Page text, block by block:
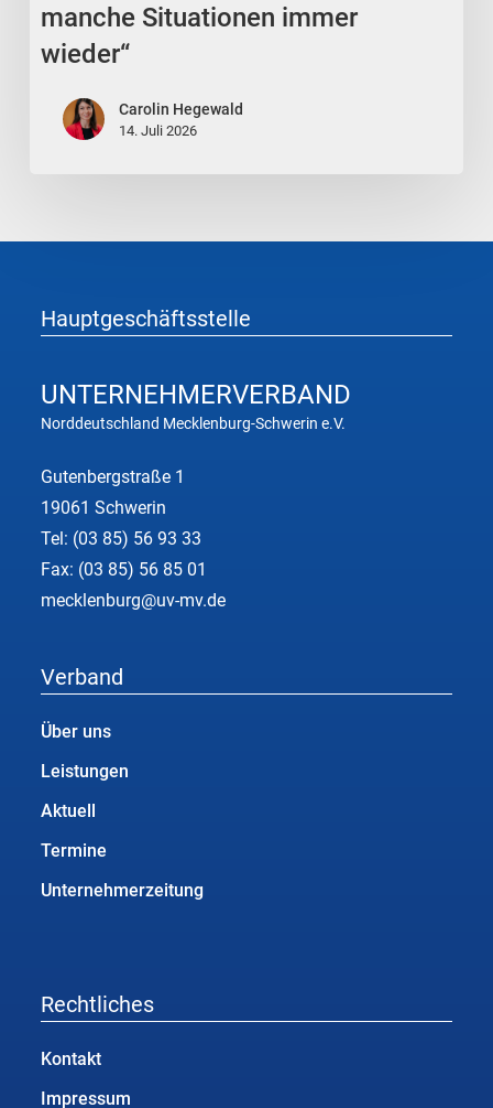
Warum
wiederholen
manche
manche Situationen immer
wieder“
Carolin Hegewald
14. Juli 2026
Hauptgeschäftsstelle
UNTERNEHMERVERBAND
Norddeutschland Mecklenburg-Schwerin e.V.
Gutenbergstraße 1
19061 Schwerin
Tel: (03 85) 56 93 33
Fax: (03 85) 56 85 01
mecklenburg@uv-mv.de
Verband
Über uns
Leistungen
Aktuell
Termine
Unternehmerzeitung
Rechtliches
Kontakt
Impressum